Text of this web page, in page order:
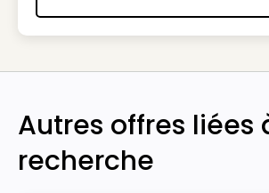
Autres offres liées
recherche